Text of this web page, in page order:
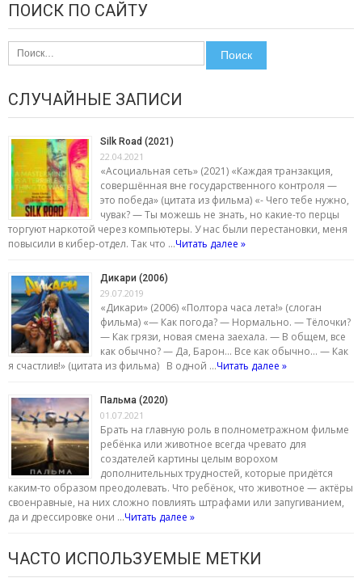
ПОИСК ПО САЙТУ
Найти:
СЛУЧАЙНЫЕ ЗАПИСИ
Silk Road (2021)
22.04.2021
«Асоциальная сеть» (2021) «Каждая транзакция,
совершённая вне государственного контроля —
это победа» (цитата из фильма) «- Чего тебе нужно,
чувак? — Ты можешь не знать, но какие-то перцы
торгуют наркотой через компьютеры. У нас были перестановки, меня
повысили в кибер-отдел. Так что …Читать далее »
Дикари (2006)
29.07.2019
«Дикари» (2006) «Полтора часа лета!» (слоган
фильма) «— Как погода? — Нормально. — Тёлочки?
— Как грязи, новая смена заехала. — В общем, все
как обычно? — Да, Барон… Все как обычно… — Как
я счастлив!» (цитата из фильма) В одной …Читать далее »
Пальма (2020)
01.07.2021
Брать на главную роль в полнометражном фильме
ребёнка или животное всегда чревато для
создателей картины целым ворохом
дополнительных трудностей, которые придётся
каким-то образом преодолевать. Что ребёнок, что животное — актёры
своенравные, на них сложно повлиять штрафами или запугиванием,
да и дрессировке они …Читать далее »
ЧАСТО ИСПОЛЬЗУЕМЫЕ МЕТКИ